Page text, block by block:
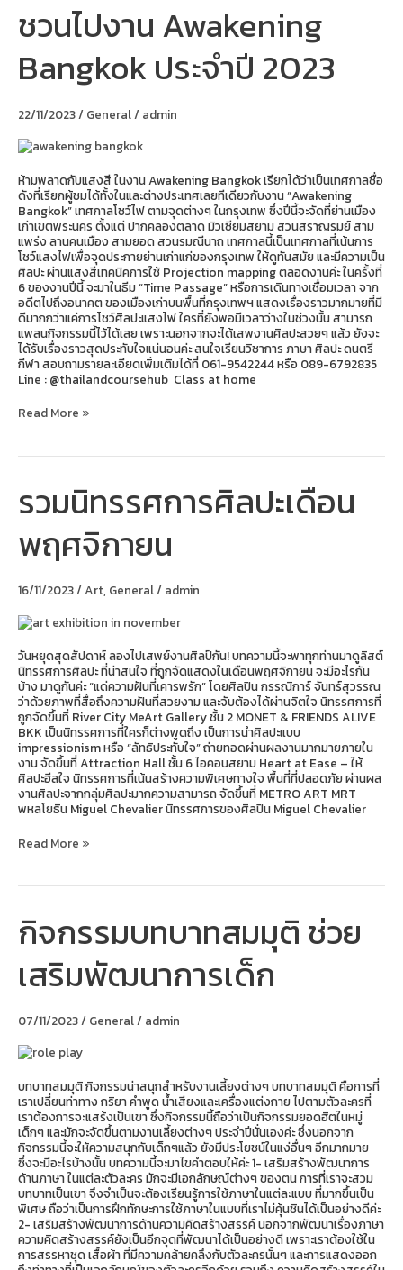
ชวนไปงาน Awakening
Bangkok ประจำปี 2023
22/11/2023/ General/ admin
ห้ามพลาดกับแสงสี ในงาน Awakening Bangkok เรียกได้ว่าเป็นเทศกาลชื่อ
ดังที่เรียกผู้ชมได้ทั้งในและต่างประเทศเลยทีเดียวกับงาน “Awakening
Bangkok” เทศกาลโชว์ไฟ ตามจุดต่างๆ ในกรุงเทพ ซึ่งปีนี้จะจัดที่ย่านเมือง
เก่าเขตพระนคร ตั้งแต่ ปากคลองตลาด มิวเซียมสยาม สวนสราญรมย์ สาม
แพร่ง ลานคนเมือง สามยอด สวนรมณีนาถ เทศกาลนี้เป็นเทศกาลที่เน้นการ
โชว์แสงไฟเพื่อจุดประกายย่านเก่าแก่ของกรุงเทพ ให้ดูทันสมัย และมีความเป็น
ศิลปะ ผ่านแสงสีเทคนิคการใช้ Projection mapping ตลอดงานค่ะ ในครั้งที่
6 ของงานปีนี้ จะมาในธีม “Time Passage” หรือการเดินทางเชื่อมเวลา จาก
อดีตไปถึงอนาคต ของเมืองเก่าบนพื้นที่กรุงเทพฯ แสดงเรื่องราวมากมายที่มี
ดีมากกว่าแค่การโชว์ศิลปะแสงไฟ ใครที่ยังพอมีเวลาว่างในช่วงนั้น สามารถ
แพลนกิจกรรมนี้ไว้ได้เลย เพราะนอกจากจะได้เสพงานศิลปะสวยๆ แล้ว ยังจะ
ได้รับเรื่องราวสุดประทับใจแน่นอนค่ะ สนใจเรียนวิชาการ ภาษา ศิลปะ ดนตรี
กีฬา สอบถามรายละเอียดเพิ่มเติมได้ที่ 061-9542244 หรือ 089-6792835
Line : @thailandcoursehub Class at home
ไป
งาน
Awakening
Bangkok
2023
Read More »
รวมนิทรรศการศิลปะเดือน
พฤศจิกายน
16/11/2023/Art, General/ admin
วันหยุดสุดสัปดาห์ ลองไปเสพย์งานศิลป์กัน! บทความนี้จะพาทุกท่านมาดูลิสต์
นิทรรศการศิลปะ ที่น่าสนใจ ที่ถูกจัดแสดงในเดือนพฤศจิกายน จะมีอะไรกัน
บ้าง มาดูกันค่ะ “แด่ความฝันที่เคารพรัก” โดยศิลปิน กรรณิการ์ จันทร์สุวรรณ
ว่าด้วยภาพที่สื่อถึงความฝันที่สวยงาม และจับต้องได้ผ่านจิตใจ นิทรรศการที่
ถูกจัดขึ้นที่ River City MeArt Gallery ชั้น 2 MONET & FRIENDS ALIVE
BKK เป็นนิทรรศการที่ใครก็ต่างพูดถึง เป็นการนำศิลปะแบบ
impressionism หรือ “ลัทธิประทับใจ” ถ่ายทอดผ่านผลงานมากมายภายใน
งาน จัดขึ้นที่ Attraction Hall ชั้น 6 ไอคอนสยาม Heart at Ease – ให้
ศิลปะฮีลใจ นิทรรศการที่เน้นสร้างความพิเศษทางใจ พื้นที่ที่ปลอดภัย ผ่านผล
งานศิลปะจากกลุ่มศิลปะมากความสามารถ จัดขึ้นที่ METRO ART MRT
พหลโยธิน Miguel Chevalier นิทรรศการของศิลปิน Miguel Chevalier
นิทรรศการ
ศิลปะ
พฤศจิกายน
Read More »
กิจกรรมบทบาทสมมุติ ช่วย
เสริมพัฒนาการเด็ก
07/11/2023/ General/ admin
บทบาทสมมุติ กิจกรรมน่าสนุกสำหรับงานเลี้ยงต่างๆ บทบาทสมมุติ คือการที่
เราเปลี่ยนท่าทาง กริยา คำพูด น้ำเสียงและเครื่องแต่งกาย ไปตามตัวละครที่
เราต้องการจะแสร้งเป็นเขา ซึ่งกิจกรรมนี้ถือว่าเป็นกิจกรรมยอดฮิตในหมู่
เด็กๆ และมักจะจัดขึ้นตามงานเลี้ยงต่างๆ ประจำปีนั่นเองค่ะ ซึ่งนอกจาก
กิจกรรมนี้จะให้ความสนุกกับเด็กๆแล้ว ยังมีประโยชน์ในแง่อื่นๆ อีกมากมาย
ซึ่งจะมีอะไรบ้างนั้น บทความนี้จะมาไขคำตอบให้ค่ะ 1- เสริมสร้างพัฒนาการ
ด้านภาษา ในแต่ละตัวละคร มักจะมีเอกลักษณ์ต่างๆ ของตน การที่เราจะสวม
บทบาทเป็นเขา จึงจำเป็นจะต้องเรียนรู้การใช้ภาษาในแต่ละแบบ ที่มากขึ้นเป็น
พิเศษ ถือว่าเป็นการฝึกทักษะการใช้ภาษาในแบบที่เราไม่คุ้นชินได้เป็นอย่างดีค่ะ
2- เสริมสร้างพัฒนาการด้านความคิดสร้างสรรค์ นอกจากพัฒนาเรื่องภาษา
ความคิดสร้างสรรค์ยังเป็นอีกจุดที่พัฒนาได้เป็นอย่างดี เพราะเราต้องใช้ใน
การสรรหาชุด เสื้อผ้า ที่มีความคล้ายคลึงกับตัวละครนั้นๆ และการแสดงออก
กิจกรรม
บทบาท
สมมุติ
เสริม